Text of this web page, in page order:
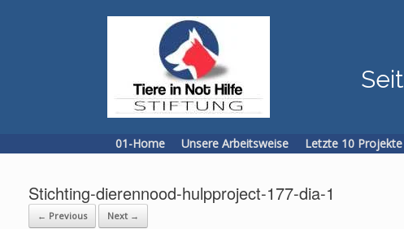
01-Home Unsere Arbeitsweise Letzte 10 Projekte
Stichting-dierennood-hulpproject-177-dia-1
← Previous Next →